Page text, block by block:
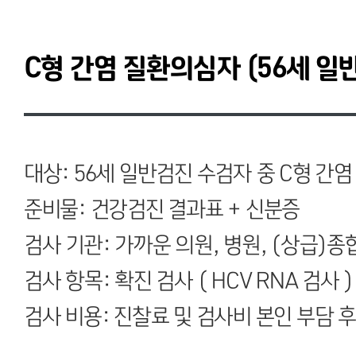
C형 간염 질환의심자 (56세 일
대상: 56세 일반검진 수검자 중 C형 간
준비물: 건강검진 결과표 + 신분증
검사 기관: 가까운 의원, 병원, (상급)종
검사 항목: 확진 검사 ( HCV RNA 검사 )
검사 비용: 진찰료 및 검사비 본인 부담